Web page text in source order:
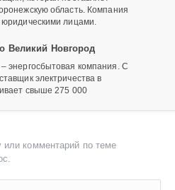
область. Компания
лицами.
Великий Новгород
энергосбытовая компания. С
электричества в
свыше 275 000
или комментарий по теме